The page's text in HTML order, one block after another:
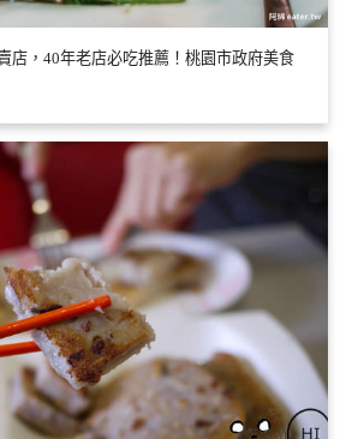
店，40年老店必吃推薦！桃園市政府美食